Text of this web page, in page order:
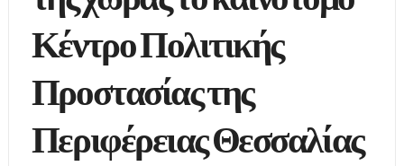
Κέντρο Πολιτικής
Προστασίας της
Περιφέρειας Θεσσαλίας